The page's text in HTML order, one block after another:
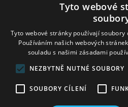
Tyto webové
Tyto webové stránky používají
Používáním našich webových
souladu s našimi zásadami
NEZBYTNĚ NUTNÉ SOUBORY
SOUBORY CÍLENÍ